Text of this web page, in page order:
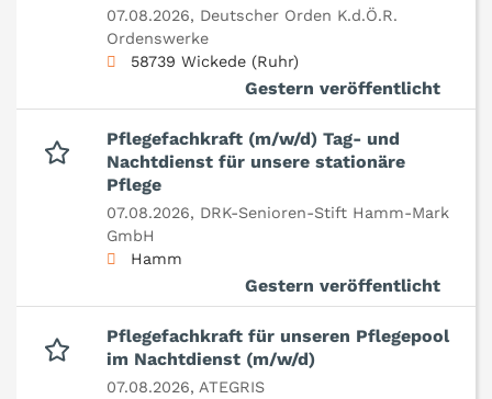
07.08.2026, Deutscher Orden K.d.Ö.R.
Ordenswerke
58739 Wickede (Ruhr)
Gestern veröffentlicht
Pflegefachkraft (m/w/d) Tag- und
Nachtdienst für unsere stationäre
Pflege
07.08.2026, DRK-Senioren-Stift Hamm-Mark
GmbH
Hamm
Gestern veröffentlicht
Pflegefachkraft für unseren Pflegepool
im Nachtdienst (m/w/d)
07.08.2026, ATEGRIS